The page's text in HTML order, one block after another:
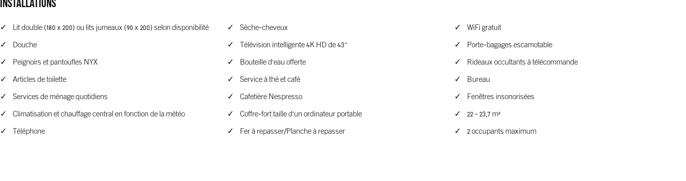
Installations
Lit double (180 x 200) ou lits jumeaux (90 x 200) selon disponibilité
Douche
Peignoirs et pantoufles NYX
Articles de toilette
Services de ménage quotidiens
Climatisation et chauffage central en fonction de la météo
Téléphone
Sèche-cheveux
Télévision intelligente 4K HD de 43"
Bouteille d'eau offerte
Service à thé et café
Cafetière Nespresso
Coffre-fort taille d'un ordinateur portable
Fer à repasser/Planche à repasser
WiFi gratuit
Porte-bagages escamotable
Rideaux occultants à télécommande
Bureau
Fenêtres insonorisées
22 - 23,7 m²
2 occupants maximum